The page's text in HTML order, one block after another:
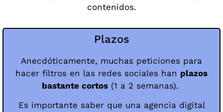
contenidos.
Plazos
Anecdóticamente, muchas peticiones para
hacer filtros en las redes sociales han plazos
bastante cortos(1 a 2 semanas).
Es importante saber que una agencia digital